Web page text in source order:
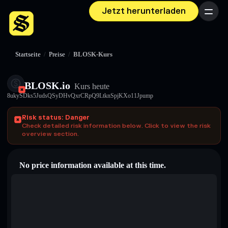
Jetzt herunterladen Menü
Startseite / Preise / BLOSK-Kurs
BLOSK.io Kurs heute
8ukySDks5JudsQSyDHvQxrCRpQ9LtknSpjKXo11Jpump
Risk status: Danger
Check detailed risk information below. Click to view the risk
overview section.
No price information available at this time.